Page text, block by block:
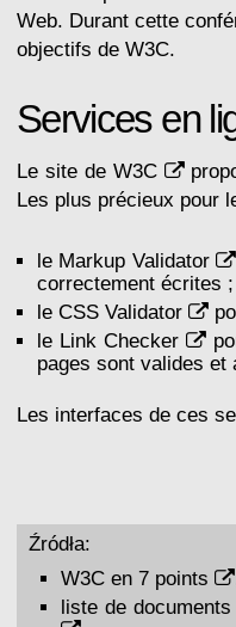
Web. Durant cette
objectifs de W3C.
Services en
Le site de W3C
Les plus précieux pour
le Markup Validator
correctement écrites ;
le CSS Validator
le Link Checker
pages sont valides et
Les interfaces de ces
Źródła:
W3C en 7 points
liste de